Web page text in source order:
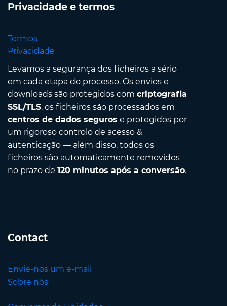
Privacidade e termos
Termos
Privacidade
Levamos a segurança dos ficheiros a sério
em cada etapa do processo. Os envios e
downloads são protegidos com criptografia
SSL/TLS, os ficheiros são processados em
centros de dados seguros e protegidos por
um rigoroso controlo de acesso &
autenticação — além disso, todos os
ficheiros são automaticamente removidos
no prazo de 120 minutos após a conversão.
Contact
Envie-nos um e-mail
Sobre nós